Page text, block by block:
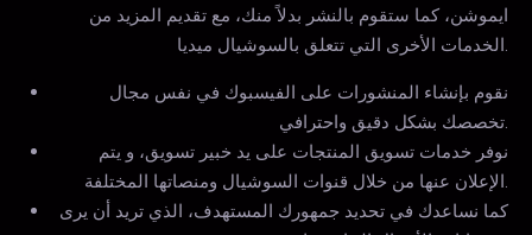
ايموشن، كما ستقوم بالنشر بدلاً منك، مع تقديم المزيد من
الخدمات الأخرى التي تتعلق بالسوشيال ميديا.
نقوم بإنشاء المنشورات على الفيسبوك في نفس مجال
تخصصك بشكل دقيق واحترافي.
نوفر خدمات تسويق المنتجات على يد خبير تسويق، و يتم
الإعلان عنها من خلال قنوات السوشيال ومنصاتها المختلفة.
كما نساعدك في تحديد جمهورك المستهدف، الذي تريد أن يرى